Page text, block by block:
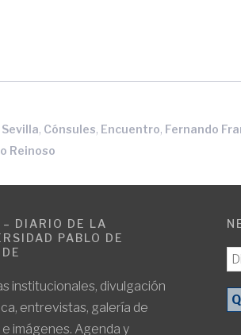
, Cónsules, Encuentro, Fernando
Reinoso
– DIARIO DE LA
PABLO DE
institucionales, divulgación
entrevistas, galería de
imágenes. Agenda y